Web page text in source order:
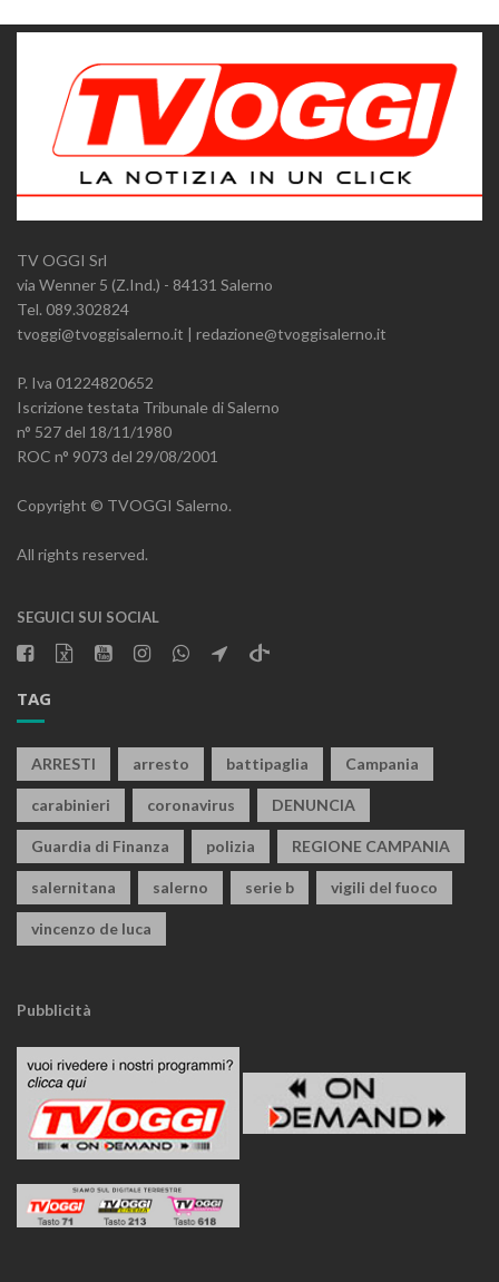
TV OGGI Srl
via Wenner 5 (Z.Ind.) - 84131 Salerno
Tel. 089.302824
tvoggi@tvoggisalerno.it | redazione@tvoggisalerno.it
P. Iva 01224820652
Iscrizione testata Tribunale di Salerno
n° 527 del 18/11/1980
ROC n° 9073 del 29/08/2001
Copyright © TVOGGI Salerno.
All rights reserved.
SEGUICI SUI SOCIAL
TAG
ARRESTI arresto battipaglia Campania
carabinieri coronavirus DENUNCIA
Guardia di Finanza polizia REGIONE CAMPANIA
salernitana salerno serie b vigili del fuoco
vincenzo de luca
Pubblicità